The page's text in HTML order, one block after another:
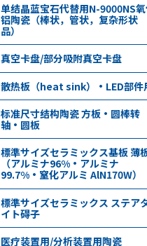
单结晶蓝宝石代替用N-9000NS
铝陶瓷（棒状，管状，复杂形状
品）
真空卡盘/部分吸附真空卡盘
散热板（heat sink）•LED部件
标准尺寸结构陶瓷 方板・圆棒转
轴・圆板
標準サイズセラミックス基板 薄
（アルミナ96%・アルミナ
99.7%・窒化アルミ AlN170W）
標準サイズセラミックス ステア
イト碍子
医疗装置用/分析装置用陶瓷